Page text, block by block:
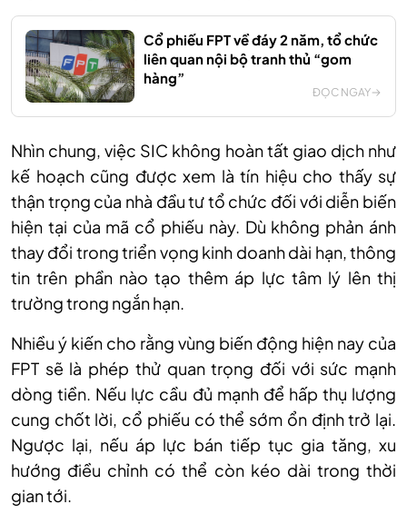
Cổ phiếu FPT về đáy 2 năm, tổ chức
liên quan nội bộ tranh thủ “gom
hàng”
ĐỌC NGAY
Nhìn chung, việc SIC không hoàn tất giao dịch như
kế hoạch cũng được xem là tín hiệu cho thấy sự
thận trọng của nhà đầu tư tổ chức đối với diễn biến
hiện tại của mã cổ phiếu này. Dù không phản ánh
thay đổi trong triển vọng kinh doanh dài hạn, thông
tin trên phần nào tạo thêm áp lực tâm lý lên thị
trường trong ngắn hạn.
Nhiều ý kiến cho rằng vùng biến động hiện nay của
FPT sẽ là phép thử quan trọng đối với sức mạnh
dòng tiền. Nếu lực cầu đủ mạnh để hấp thụ lượng
cung chốt lời, cổ phiếu có thể sớm ổn định trở lại.
Ngược lại, nếu áp lực bán tiếp tục gia tăng, xu
hướng điều chỉnh có thể còn kéo dài trong thời
gian tới.